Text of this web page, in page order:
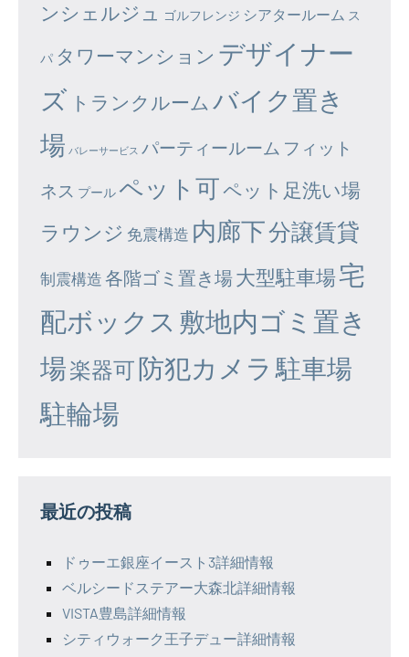
ンシェルジュ
ゴルフレンジ シアタールーム ス
パ タワーマンション デザイナー
ズ トランクルーム バイク置き
場 バレーサービス パーティールーム フィット
ネス プール ペット可ペット足洗い場
ラウンジ 免震構造 内廊下分譲賃貸
制震構造 各階ゴミ置き場大型駐車場宅
配ボックス 敷地内ゴミ置き
場楽器可防犯カメラ 駐車場
駐輪場
最近の投稿
ドゥーエ銀座イースト3詳細情報
ベルシードステアー大森北詳細情報
VISTA豊島詳細情報
シティウォーク王子デュー詳細情報